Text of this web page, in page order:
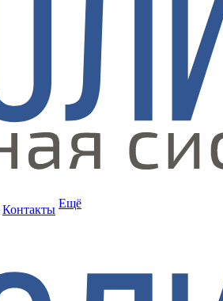
Контакты Ещё